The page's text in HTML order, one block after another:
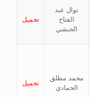
نوال عبد
الفتاح
الحبشي
تحميل
محمد مطلق
الحمادي
تحميل